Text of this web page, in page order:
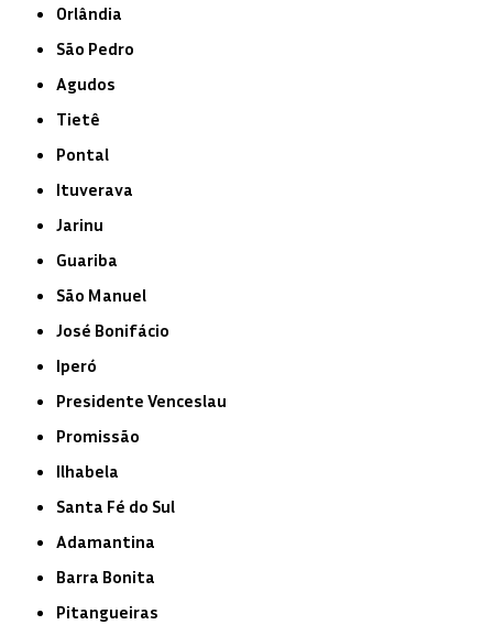
Orlândia
São Pedro
Agudos
Tietê
Pontal
Ituverava
Jarinu
Guariba
São Manuel
José Bonifácio
Iperó
Presidente Venceslau
Promissão
Ilhabela
Santa Fé do Sul
Adamantina
Barra Bonita
Pitangueiras